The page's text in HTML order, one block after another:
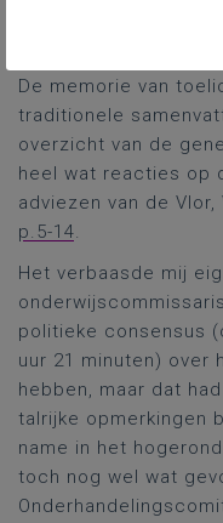
De memorie van
traditionele
overzicht van de
heel wat reacties op
adviezen van de Vlor,
p.5-14.
Het verbaasde mij
politieke consensus
uur 21 minuten) over
hebben, maar dat
talrijke opmerkingen
name in het
toch nog wel wat